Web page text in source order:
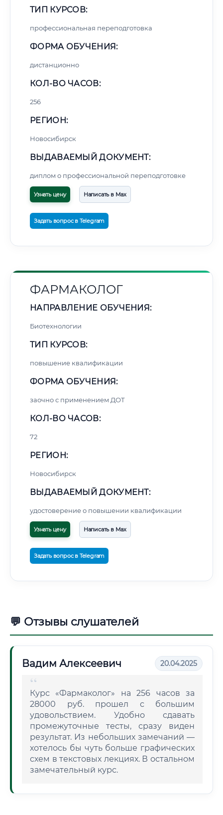
ТИП КУРСОВ:
профессиональная переподготовка
ФОРМА ОБУЧЕНИЯ:
дистанционно
КОЛ-ВО ЧАСОВ:
256
РЕГИОН:
Новосибирск
ВЫДАВАЕМЫЙ ДОКУМЕНТ:
диплом о профессиональной переподготовке
Узнать цену Написать в Max
Задать вопрос в Telegram
ФАРМАКОЛОГ
НАПРАВЛЕНИЕ ОБУЧЕНИЯ:
Биотехнологии
ТИП КУРСОВ:
повышение квалификации
ФОРМА ОБУЧЕНИЯ:
заочно с применением ДОТ
КОЛ-ВО ЧАСОВ:
72
РЕГИОН:
Новосибирск
ВЫДАВАЕМЫЙ ДОКУМЕНТ:
удостоверение о повышении квалификации
Узнать цену Написать в Max
Задать вопрос в Telegram
💬 Отзывы слушателей
Вадим Алексеевич 20.04.2025
Курс «Фармаколог» на 256 часов за
28000 руб. прошел с большим
удовольствием. Удобно сдавать
промежуточные тесты, сразу виден
результат. Из небольших замечаний —
хотелось бы чуть больше графических
схем в текстовых лекциях. В остальном
замечательный курс.